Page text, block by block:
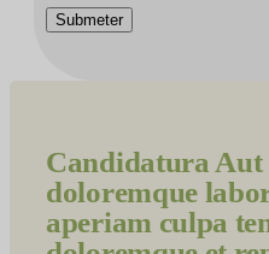
Submeter
Candidatura Aut
doloremque
aperiam culpa